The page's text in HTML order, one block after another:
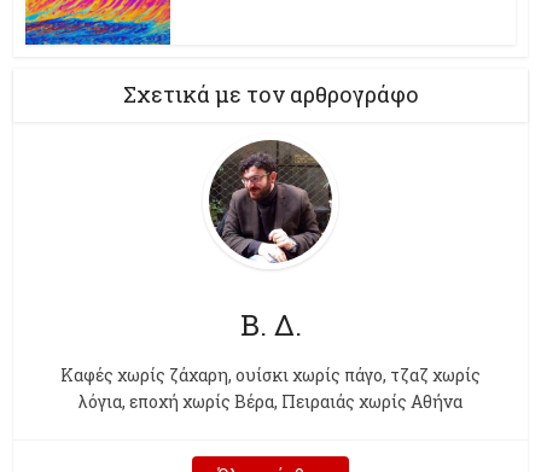
Σχετικά με τον αρθρογράφο
Β. Δ.
Kαφές χωρίς ζάχαρη, ουίσκι χωρίς πάγο, τζαζ χωρίς
λόγια, εποχή χωρίς Βέρα, Πειραιάς χωρίς Αθήνα